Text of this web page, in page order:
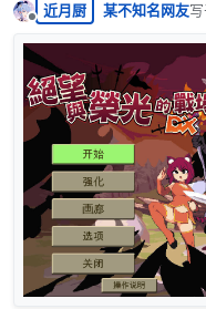
离线
近月厨 某不知名网友
最